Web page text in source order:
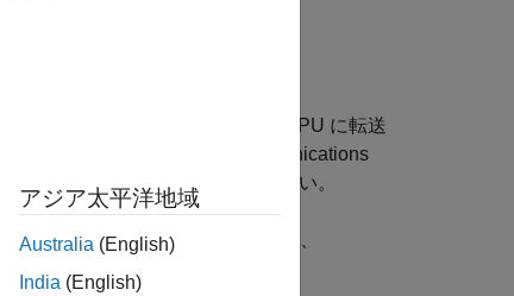
関数を使用してデータを GPU に転送
力データを取得します。Communications
System object を参照してください。
ョンを実行する。詳細については、
アジア太平洋地域
Australia (English)
India (English)